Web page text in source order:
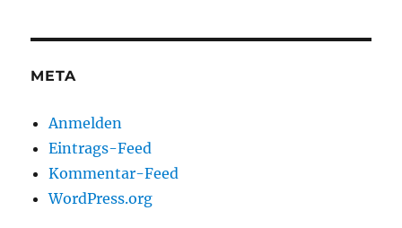
META
Anmelden
Eintrags-Feed
Kommentar-Feed
WordPress.org